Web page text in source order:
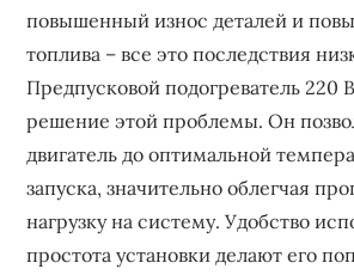
повышенный износ деталей и
топлива – все это последствия
Предпусковой подогреватель 220
решение этой проблемы. Он
двигатель до оптимальной
запуска, значительно облегчая
нагрузку на систему. Удобство
простота установки делают его